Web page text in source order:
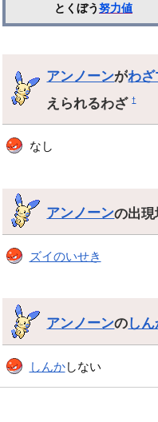
とくぼう努力値
アンノーンがわ
えられるわざ†
なし
アンノーンの出
ズイのいせき
アンノーンのし
しんかしない